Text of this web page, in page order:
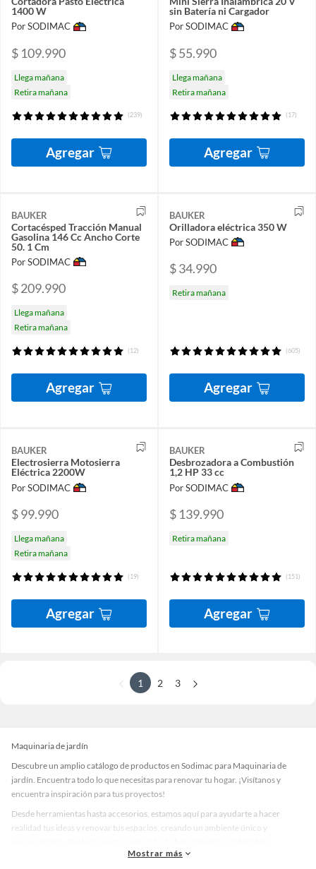
1400 W
Por SODIMAC
$ 109.990
Llega mañana
Retira mañana
(239)
Agregar
sin Batería ni Cargador
Por SODIMAC
$ 55.990
Llega mañana
Retira mañana
(17)
Agregar
BAUKER
Cortacésped Tracción Manual
Gasolina 146 Cc Ancho Corte
50. 1 Cm
Por SODIMAC
$ 209.990
Llega mañana
Retira mañana
(12)
Agregar
BAUKER
Orilladora eléctrica 350 W
Por SODIMAC
$ 34.990
Retira mañana
(605)
Agregar
BAUKER
Electrosierra Motosierra
Eléctrica 2200W
Por SODIMAC
$ 99.990
Llega mañana
Retira mañana
(19)
Agregar
BAUKER
Desbrozadora a Combustión
1,2 HP 33 cc
Por SODIMAC
$ 139.990
Retira mañana
(151)
Agregar
1 2 3
Maquinaria de jardín
Descubre un amplio catálogo de productos en Sodimac para Maquinaria de
jardín. Encuentra todo lo que necesitas para renovar tu hogar. ¡Visítanos y
encuentra inspiración para tus proyectos!
Desde herramientas hasta accesorios, estamos aquí para ayudarte a hacer
realidad tus ideas y renovar tus espacios, creando un ambiente único y
accesorios de calidad que te ayudarán a crear un espacio más tú.
Mostrar más